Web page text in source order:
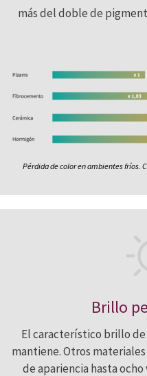
más del doble de
Pérdida de color en ambientes fríos.
Brillo
El característico brillo
mantiene. Otros
de apariencia hasta